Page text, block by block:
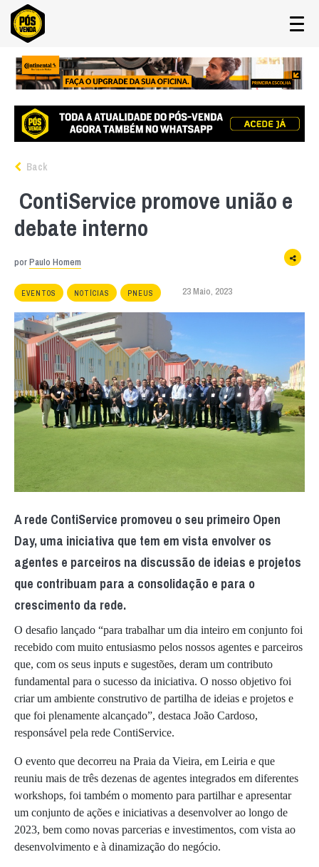
Back
ContiService promove união e
debate interno
porPaulo Homem
EVENTOS NOTÍCIAS PNEUS 23 Maio, 2023
A rede ContiService promoveu o seu primeiro Open
Day, uma iniciativa que tem em vista envolver os
agentes e parceiros na discussão de ideias e projetos
que contribuam para a consolidação e para o
crescimento da rede.
O desafio lançado “para trabalhar um dia inteiro em conjunto foi
recebido com muito entusiasmo pelos nossos agentes e parceiros
que, com os seus inputs e sugestões, deram um contributo
fundamental para o sucesso da iniciativa. O nosso objetivo foi
criar um ambiente construtivo de partilha de ideias e projetos e
que foi plenamente alcançado”, destaca João Cardoso,
responsável pela rede ContiService.
O evento que decorreu na Praia da Vieira, em Leiria e que
reuniu mais de três dezenas de agentes integrados em diferentes
workshops, foi também o momento para partilhar e apresentar
um conjunto de ações e iniciativas a desenvolver ao longo de
2023, bem como novas parcerias e investimentos, com vista ao
desenvolvimento e à dinamização do negócio.